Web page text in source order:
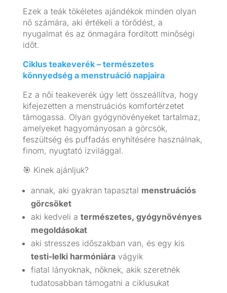
Ezek a teák tökéletes ajándékok minden olyan
nő számára, aki értékeli a törődést, a
nyugalmat és az önmagára fordított minőségi
időt.
Ciklus teakeverék – természetes
könnyedség a menstruáció napjaira
Ez a női teakeverék úgy lett összeállítva, hogy
kifejezetten a menstruációs komfortérzetet
támogassa. Olyan gyógynövényeket tartalmaz,
amelyeket hagyományosan a görcsök,
feszültség és puffadás enyhítésére használnak,
finom, nyugtató ízvilággal.
🎯 Kinek ajánljuk?
annak, aki gyakran tapasztal menstruációs
görcsöket
aki kedveli a természetes, gyógynövényes
megoldásokat
aki stresszes időszakban van, és egy kis
testi-lelki harmóniáravágyik
fiatal lányoknak, nőknek, akik szeretnék
tudatosabban támogatni a ciklusukat